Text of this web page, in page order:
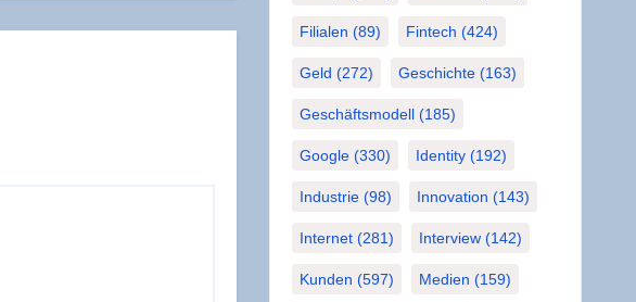
Filialen (89) Fintech (424)
Geld (272) Geschichte(163)
Geschäftsmodell(185)
Google(330) Identity(192)
Industrie(98) Innovation (143)
Internet(281) Interview(142)
Kunden (597) Medien (159)